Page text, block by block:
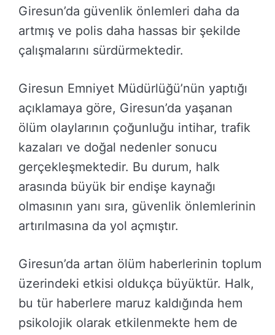
Giresun’da güvenlik önlemleri daha da
artmış ve polis daha hassas bir şekilde
çalışmalarını sürdürmektedir.
Giresun Emniyet Müdürlüğü’nün yaptığı
açıklamaya göre, Giresun’da yaşanan
ölüm olaylarının çoğunluğu intihar, trafik
kazaları ve doğal nedenler sonucu
gerçekleşmektedir. Bu durum, halk
arasında büyük bir endişe kaynağı
olmasının yanı sıra, güvenlik önlemlerinin
artırılmasına da yol açmıştır.
Giresun’da artan ölüm haberlerinin toplum
üzerindeki etkisi oldukça büyüktür. Halk,
bu tür haberlere maruz kaldığında hem
psikolojik olarak etkilenmekte hem de